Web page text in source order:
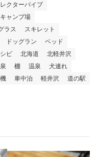
クターパイプ
キャンプ場
ラス
スキレット
ドッグラン
ベッド
ピ 北海道
北軽井沢
棚 温泉
犬連れ
車中泊 軽井沢
道の駅